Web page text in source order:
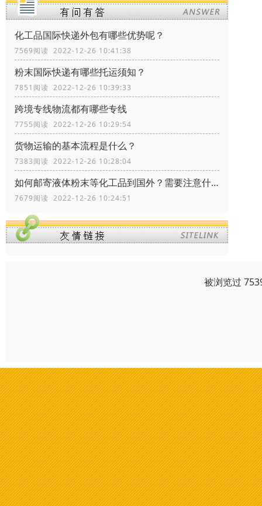
化工品国际快递外包有哪些优势呢？
7569阅读 2022-12-26 10:41:38
粉末国际快递有哪些托运须知？
7851阅读 2022-12-26 10:39:33
跨境专线物流都有哪些专线
7755阅读 2022-12-26 10:29:54
货物运输的基本流程是什么？
7383阅读 2022-12-26 10:28:04
如何邮寄液体粉末等化工品到国外？需要注意什么？
7679阅读 2022-12-26 10:24:51
被浏览过